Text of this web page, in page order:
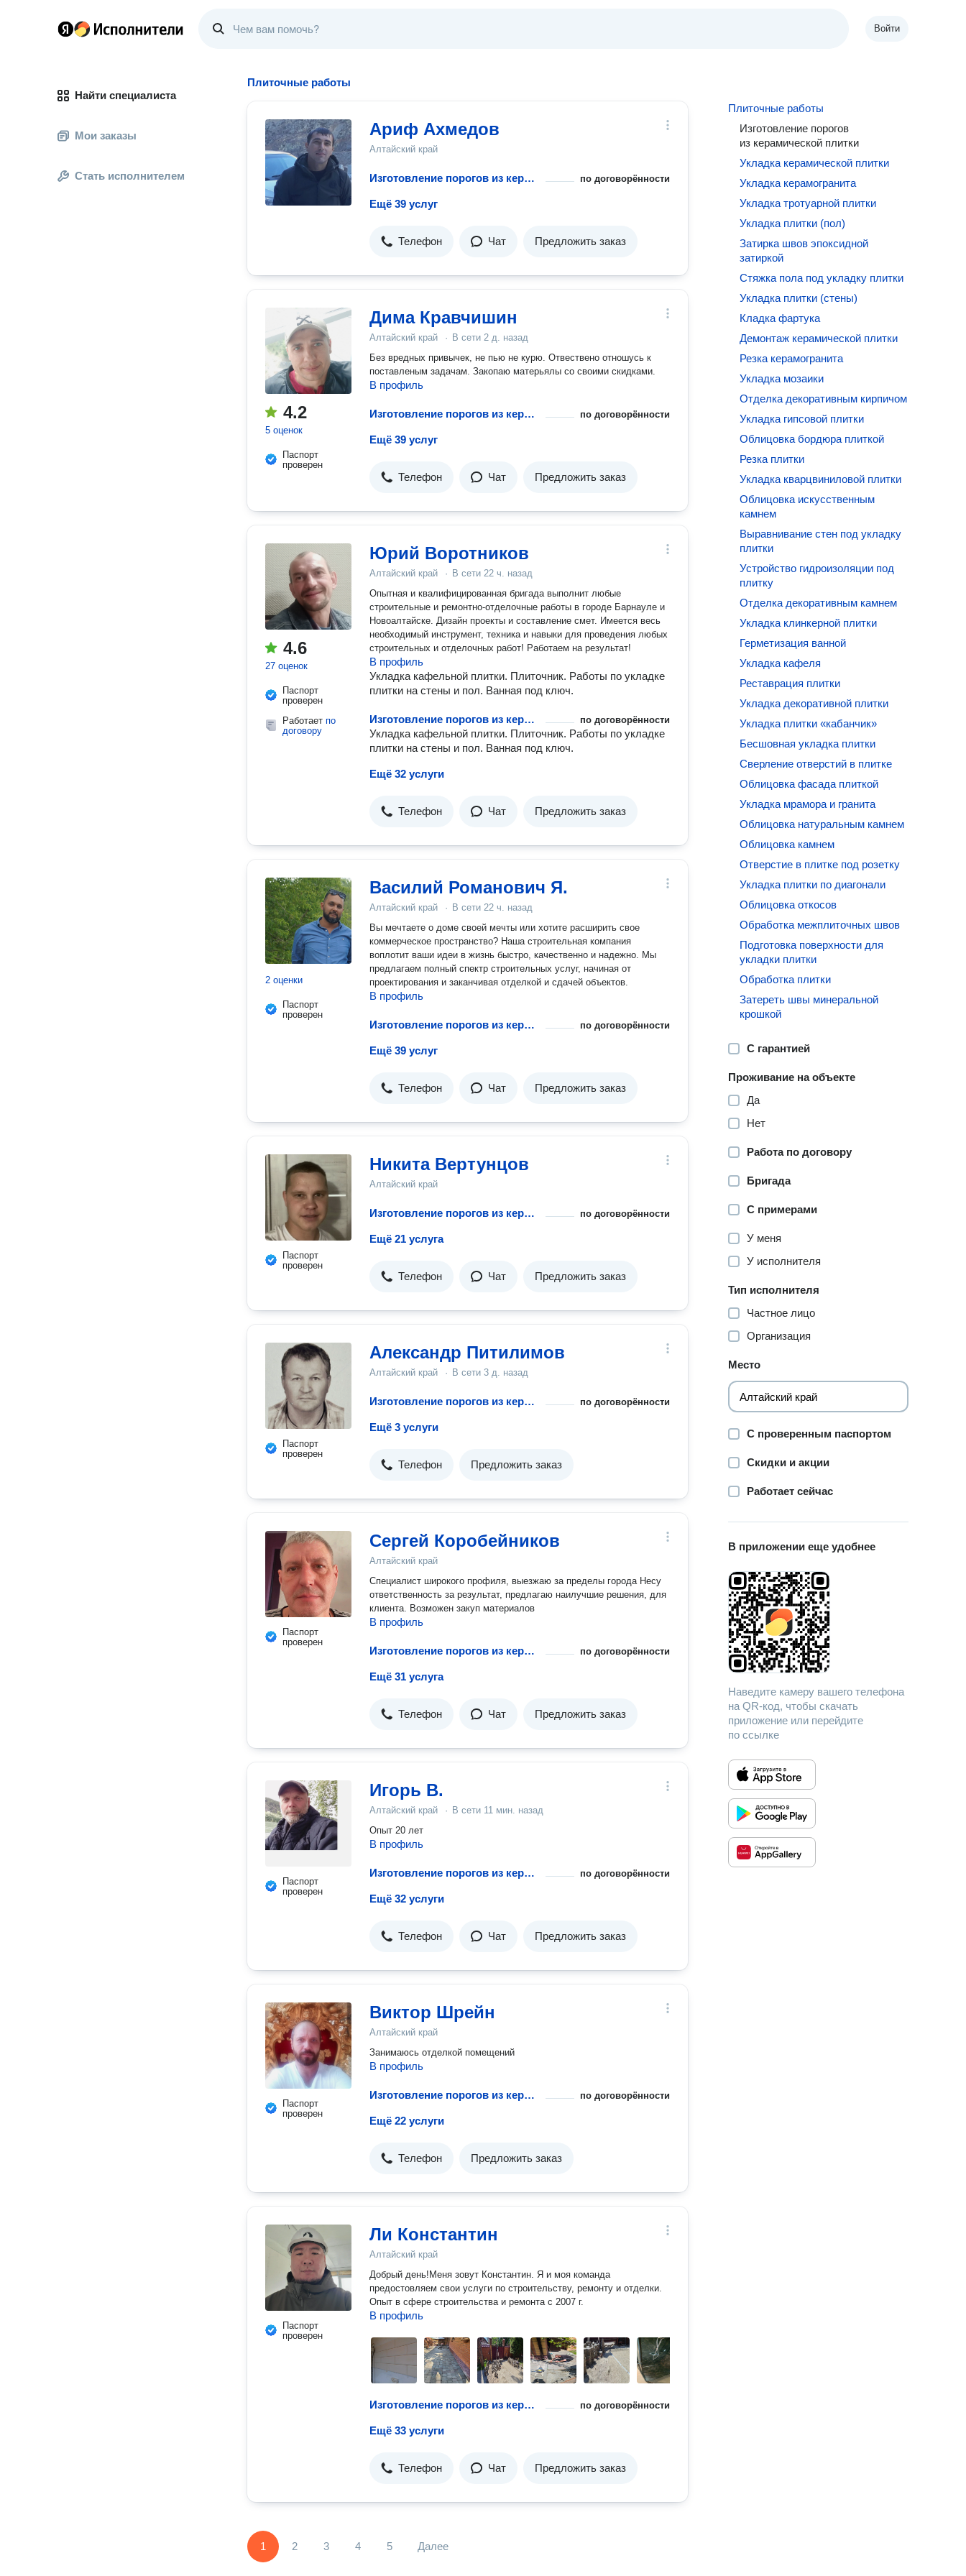
Войти
Найти специалиста
Мои заказы
Стать исполнителем
Плиточные работы
Ариф Ахмедов
Алтайский край
Изготовление порогов из керамической плитки по договорённости
Ещё 39 услуг
Телефон Чат Предложить заказ
4.2
5 оценок
Паспорт
проверен
Дима Кравчишин
Алтайский край · В сети 2 д. назад
Без вредных привычек, не пью не курю. Отвествено отношусь к
поставленым задачам. Закопаю матерьялы со своими скидками.
В профиль
Изготовление порогов из керамической плитки по договорённости
Ещё 39 услуг
Телефон Чат Предложить заказ
4.6
27 оценок
Паспорт
проверен
Работает по
договору
Юрий Воротников
Алтайский край · В сети 22 ч. назад
Опытная и квалифицированная бригада выполнит любые
строительные и ремонтно-отделочные работы в городе Барнауле и
Новоалтайске. Дизайн проекты и составление смет. Имеется весь
необходимый инструмент, техника и навыки для проведения любых
строительных и отделочных работ! Работаем на результат!
В профиль
Укладка кафельной плитки. Плиточник. Работы по укладке
плитки на стены и пол. Ванная под ключ.
Изготовление порогов из керамической плитки по договорённости
Укладка кафельной плитки. Плиточник. Работы по укладке
плитки на стены и пол. Ванная под ключ.
Ещё 32 услуги
Телефон Чат Предложить заказ
2 оценки
Паспорт
проверен
Василий Романович Я.
Алтайский край · В сети 22 ч. назад
Вы мечтаете о доме своей мечты или хотите расширить свое
коммерческое пространство? Наша строительная компания
воплотит ваши идеи в жизнь быстро, качественно и надежно. Мы
предлагаем полный спектр строительных услуг, начиная от
проектирования и заканчивая отделкой и сдачей объектов.
В профиль
Изготовление порогов из керамической плитки по договорённости
Ещё 39 услуг
Телефон Чат Предложить заказ
Паспорт
проверен
Никита Вертунцов
Алтайский край
Изготовление порогов из керамической плитки по договорённости
Ещё 21 услуга
Телефон Чат Предложить заказ
Паспорт
проверен
Александр Питилимов
Алтайский край · В сети 3 д. назад
Изготовление порогов из керамической плитки по договорённости
Ещё 3 услуги
Телефон Предложить заказ
Паспорт
проверен
Сергей Коробейников
Алтайский край
Специалист широкого профиля, выезжаю за пределы города Несу
ответственность за результат, предлагаю наилучшие решения, для
клиента. Возможен закуп материалов
В профиль
Изготовление порогов из керамической плитки по договорённости
Ещё 31 услуга
Телефон Чат Предложить заказ
Паспорт
проверен
Игорь В.
Алтайский край · В сети 11 мин. назад
Опыт 20 лет
В профиль
Изготовление порогов из керамической плитки по договорённости
Ещё 32 услуги
Телефон Чат Предложить заказ
Паспорт
проверен
Виктор Шрейн
Алтайский край
Занимаюсь отделкой помещений
В профиль
Изготовление порогов из керамической плитки по договорённости
Ещё 22 услуги
Телефон Предложить заказ
Паспорт
проверен
Ли Константин
Алтайский край
Добрый день!Меня зовут Константин. Я и моя команда
предостовляем свои услуги по строительству, ремонту и отделки.
Опыт в сфере строительства и ремонта с 2007 г.
В профиль
Изготовление порогов из керамической плитки по договорённости
Ещё 33 услуги
Телефон Чат Предложить заказ
1 2 3 4 5 Далее
Плиточные работы
Изготовление порогов
из керамической плитки
Укладка керамической плитки
Укладка керамогранита
Укладка тротуарной плитки
Укладка плитки (пол)
Затирка швов эпоксидной
затиркой
Стяжка пола под укладку плитки
Укладка плитки (стены)
Кладка фартука
Демонтаж керамической плитки
Резка керамогранита
Укладка мозаики
Отделка декоративным кирпичом
Укладка гипсовой плитки
Облицовка бордюра плиткой
Резка плитки
Укладка кварцвиниловой плитки
Облицовка искусственным
камнем
Выравнивание стен под укладку
плитки
Устройство гидроизоляции под
плитку
Отделка декоративным камнем
Укладка клинкерной плитки
Герметизация ванной
Укладка кафеля
Реставрация плитки
Укладка декоративной плитки
Укладка плитки «кабанчик»
Бесшовная укладка плитки
Сверление отверстий в плитке
Облицовка фасада плиткой
Укладка мрамора и гранита
Облицовка натуральным камнем
Облицовка камнем
Отверстие в плитке под розетку
Укладка плитки по диагонали
Облицовка откосов
Обработка межплиточных швов
Подготовка поверхности для
укладки плитки
Обработка плитки
Затереть швы минеральной
крошкой
С гарантией
Проживание на объекте
Да
Нет
Работа по договору
Бригада
С примерами
У меня
У исполнителя
Тип исполнителя
Частное лицо
Организация
Место
С проверенным паспортом
Скидки и акции
Работает сейчас
В приложении еще удобнее
Наведите камеру вашего телефона
на QR-код, чтобы скачать
приложение или перейдите
по ссылке